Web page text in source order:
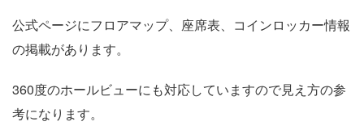
公式ページにフロアマップ、座席表、コインロッカー情報
の掲載があります。
360度のホールビューにも対応していますので見え方の参
考になります。